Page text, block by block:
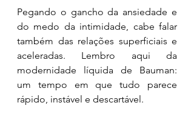
Pegando o gancho da ansiedade e
do medo da intimidade, cabe falar
também das relações superficiais e
aceleradas. Lembro aqui da
modernidade líquida de Bauman:
um tempo em que tudo parece
rápido, instável e descartável.